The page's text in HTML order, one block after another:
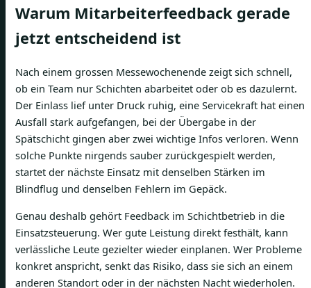
Warum Mitarbeiterfeedback gerade
jetzt entscheidend ist
Nach einem grossen Messewochenende zeigt sich schnell,
ob ein Team nur Schichten abarbeitet oder ob es dazulernt.
Der Einlass lief unter Druck ruhig, eine Servicekraft hat einen
Ausfall stark aufgefangen, bei der Übergabe in der
Spätschicht gingen aber zwei wichtige Infos verloren. Wenn
solche Punkte nirgends sauber zurückgespielt werden,
startet der nächste Einsatz mit denselben Stärken im
Blindflug und denselben Fehlern im Gepäck.
Genau deshalb gehört Feedback im Schichtbetrieb in die
Einsatzsteuerung. Wer gute Leistung direkt festhält, kann
verlässliche Leute gezielter wieder einplanen. Wer Probleme
konkret anspricht, senkt das Risiko, dass sie sich an einem
anderen Standort oder in der nächsten Nacht wiederholen.